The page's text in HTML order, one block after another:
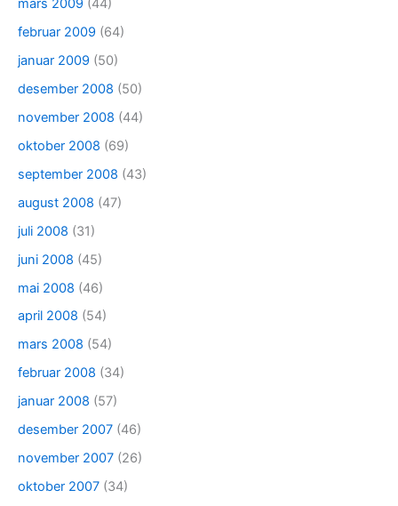
mars 2009 (44)
februar 2009 (64)
januar 2009 (50)
desember 2008 (50)
november 2008 (44)
oktober 2008 (69)
september 2008 (43)
august 2008 (47)
juli 2008 (31)
juni 2008 (45)
mai 2008 (46)
april 2008 (54)
mars 2008 (54)
februar 2008 (34)
januar 2008 (57)
desember 2007 (46)
november 2007 (26)
oktober 2007 (34)